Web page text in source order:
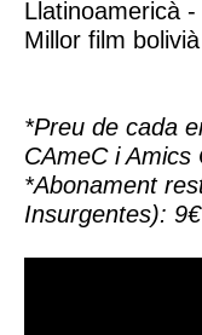
Llatinoamericà -
Millor film
*Preu de cada
CAmeC i Amics
*Abonament
Insurgentes): 9€